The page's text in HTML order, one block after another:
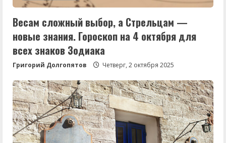
Весам сложный выбор, а Стрельцам —
новые знания. Гороскоп на 4 октября для
всех знаков Зодиака
Григорий Долгопятов Четверг, 2 октября 2025